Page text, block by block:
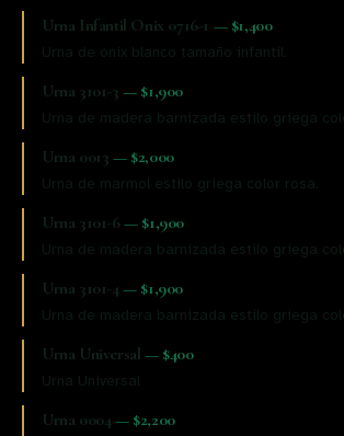
Urna Infantil Onix 0716-1 — $1,400
Urna de onix blanco tamaño infantil.
Urna 3101-3 — $1,900
Urna de madera barnizada estilo griega
Urna 0013 — $2,000
Urna de marmol estilo griega color rosa.
Urna 3101-6— $1,900
Urna de madera barnizada estilo griega
Urna 3101-4 — $1,900
Urna de madera barnizada estilo griega
Urna Universal — $400
Urna Universal
Urna 0004 — $2,200